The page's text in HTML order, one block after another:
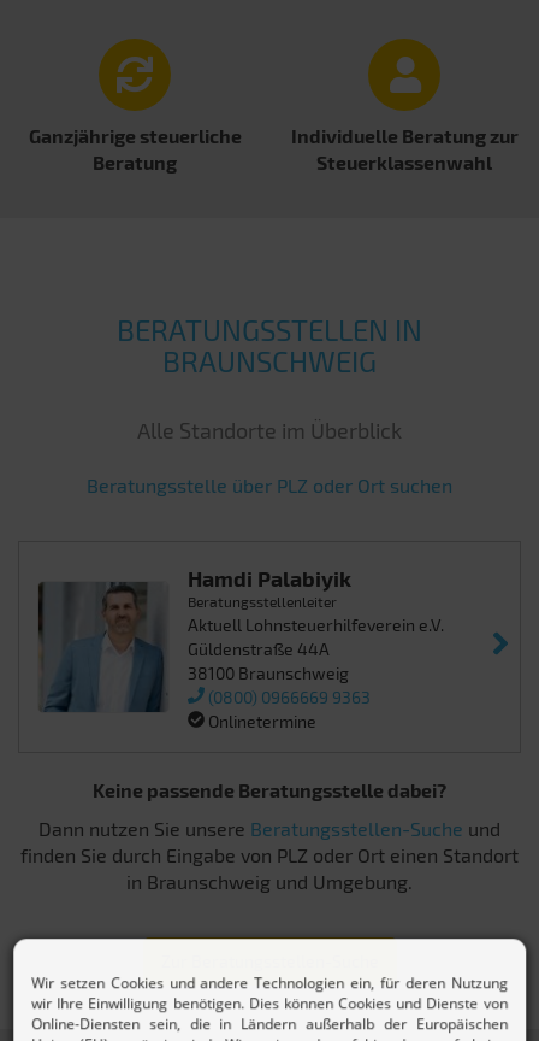
Ganzjährige steuerliche
Beratung
Individuelle Beratung zur
Steuer­klassenwahl
BERATUNGSSTELLEN IN
BRAUNSCHWEIG
Alle Standorte im Überblick
Beratungsstelle über PLZ oder Ort suchen
Hamdi Palabiyik
Beratungsstellenleiter
Aktuell Lohnsteuerhilfeverein e.V.
Güldenstraße 44A
38100 Braunschweig
(0800) 0966669 9363
Onlinetermine
Keine passende Beratungsstelle dabei?
Dann nutzen Sie unsere Beratungsstellen-Suche und
finden Sie durch Eingabe von PLZ oder Ort einen Standort
in Braunschweig und Umgebung.